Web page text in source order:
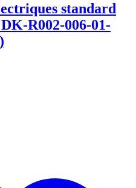
standard
R002-006-01-